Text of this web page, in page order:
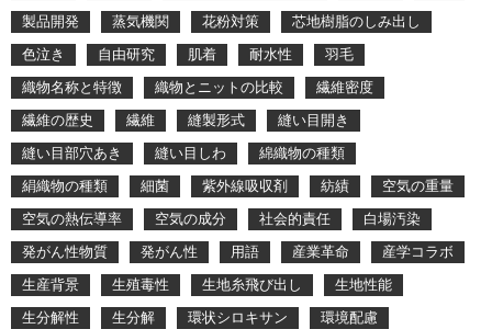
製品開発
蒸気機関 花粉対策
芯地樹脂のしみ出し
色泣き
自由研究 肌着 耐水性
羽毛
織物名称と特徴
織物とニットの比較
繊維密度
繊維の歴史
繊維 縫製形式
縫い目開き
縫い目部穴あき
縫い目しわ
綿織物の種類
絹織物の種類
細菌 紫外線吸収剤 紡績
空気の重量
空気の熱伝導率
空気の成分 社会的責任
白場汚染
発がん性物質
発がん性 用語 産業革命
産学コラボ
生産背景
生殖毒性 生地糸飛び出し
生地性能
生分解性
生分解 環状シロキサン
環境配慮